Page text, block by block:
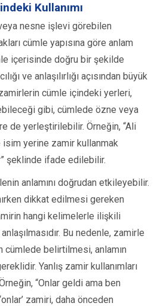
Kullanımı
nesne işlevi görebilen
cümle yapısına göre anlam
içerisinde doğru bir şekilde
ve anlaşılırlığı açısından büyük
cümle içindeki yerleri,
gibi, cümlede özne veya
de yerleştirilebilir. Örneğin, “Ali
yerine zamir kullanmak
şeklinde ifade edilebilir.
anlamını doğrudan etkileyebilir.
dikkat edilmesi gereken
hangi kelimelerle ilişkili
Bu nedenle, zamirle
cümlede belirtilmesi, anlamın
Yanlış zamir kullanımları
“Onlar geldi ama ben
zamiri, daha önceden